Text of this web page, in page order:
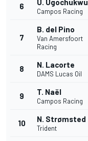
6 U. Ugochukwu
Campos Racing
7
B. del Pino
Van Amersfoort
Racing
8 N. Lacorte
DAMS Lucas Oil
9 T. Naël
Campos Racing
10 N. Strømsted
Trident